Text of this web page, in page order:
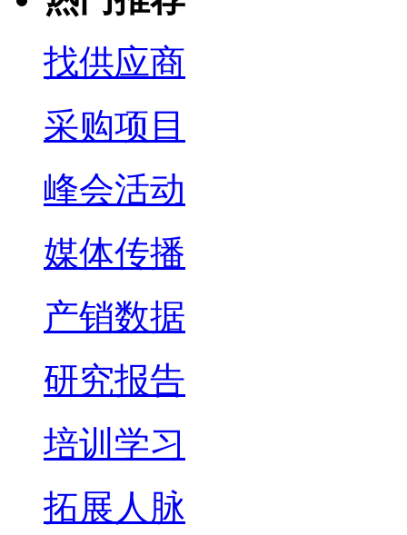
找供应商
采购项目
峰会活动
媒体传播
产销数据
研究报告
培训学习
拓展人脉